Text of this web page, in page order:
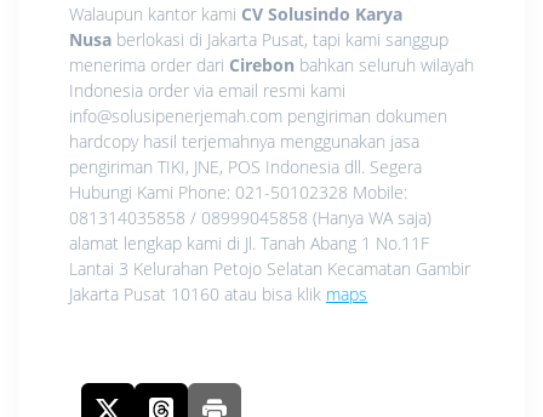
Walaupun kantor kami CV Solusindo Karya
Nusa berlokasi di Jakarta Pusat, tapi kami sanggup
menerima order dari Cirebon bahkan seluruh wilayah
Indonesia order via email resmi kami
info@solusipenerjemah.com pengiriman dokumen
hardcopy hasil terjemahnya menggunakan jasa
pengiriman TIKI, JNE, POS Indonesia dll. Segera
Hubungi Kami Phone: 021-50102328 Mobile:
081314035858 / 08999045858 (Hanya WA saja)
alamat lengkap kami di Jl. Tanah Abang 1 No.11F
Lantai 3 Kelurahan Petojo Selatan Kecamatan Gambir
Jakarta Pusat 10160 atau bisa klik maps